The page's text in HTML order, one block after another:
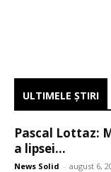
ULTIMELE ŞTIRI
Pascal Lottaz:
a lipsei...
News Solid - august 6,